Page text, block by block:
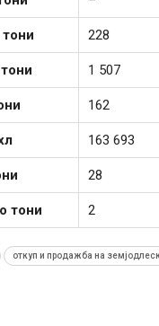
228
1 507
162
163 693
28
тони 2
откуп и продажба на